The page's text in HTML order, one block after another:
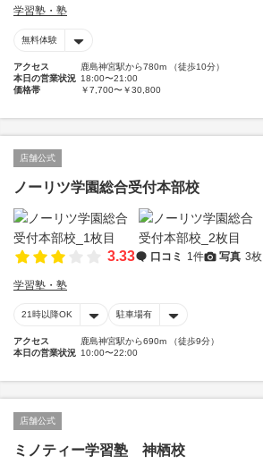
学習塾・塾
無料体験
アクセス
鹿島神宮駅から780m （徒歩10分）
本日の営業状況 18:00〜21:00
価格帯
￥7,700〜￥30,800
店舗公式
ノーリツ学園総合受付本部校
3.33 口コミ 1件 写真 3枚
学習塾・塾
21時以降OK 駐車場有
アクセス
鹿島神宮駅から690m （徒歩9分）
本日の営業状況 10:00〜22:00
店舗公式
ミノティー学習塾 神栖校